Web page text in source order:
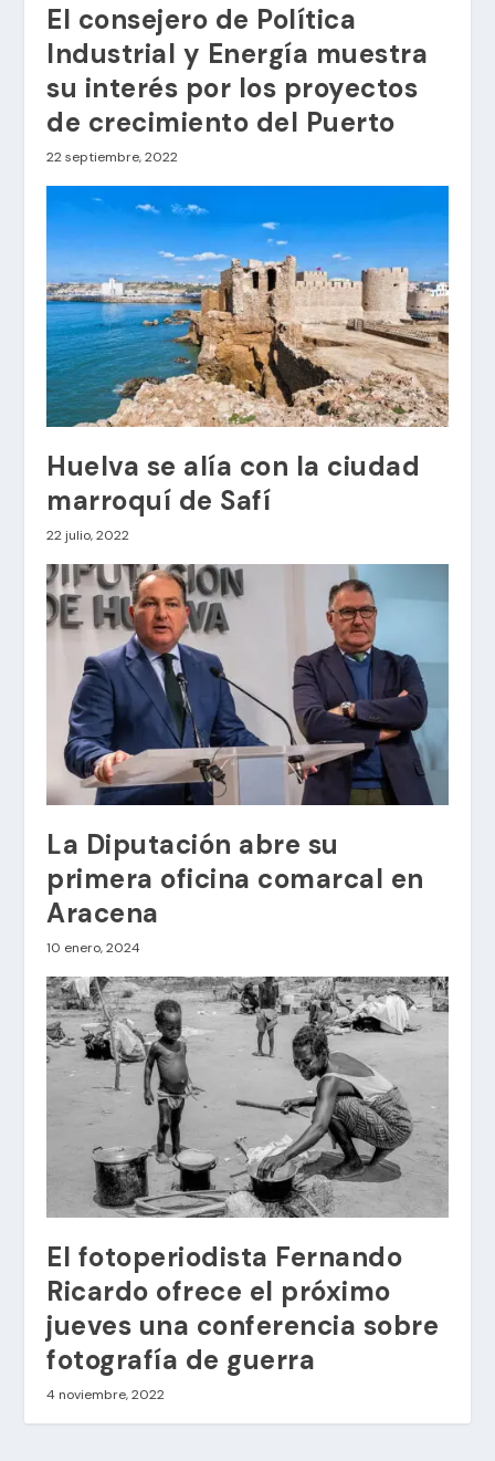
El consejero de Política
Industrial y Energía muestra
su interés por los proyectos
de crecimiento del Puerto
22 septiembre, 2022
Huelva se alía con la ciudad
marroquí de Safí
22 julio, 2022
La Diputación abre su
primera oficina comarcal en
Aracena
10 enero, 2024
El fotoperiodista Fernando
Ricardo ofrece el próximo
jueves una conferencia sobre
fotografía de guerra
4 noviembre, 2022